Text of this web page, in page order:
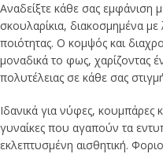
Αναδείξτε κάθε σας εμφάνιση
σκουλαρίκια, διακοσμημένα
ποιότητας. Ο κομψός και
μοναδικά το φως, χαρίζοντας
πολυτέλειας σε κάθε σας
Ιδανικά για νύφες, κουμπάρες
γυναίκες που αγαπούν τα
εκλεπτυσμένη αισθητική.